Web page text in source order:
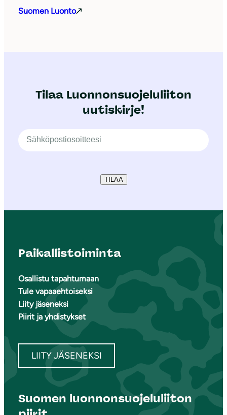
Suomen Luonto
Tilaa Luonnonsuojeluliiton
uutiskirje!
TILAA
Paikallistoiminta
Osallistu tapahtumaan
Tule vapaaehtoiseksi
Liity jäseneksi
Piirit ja yhdistykset
LIITY JÄSENEKSI
Suomen luonnonsuojeluliiton